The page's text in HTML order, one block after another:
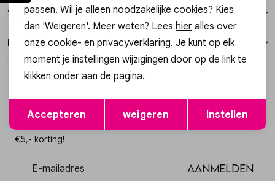
Verzending / Ophalen in de winkel
Retourneren
Altijd als eerste op de hoogte zijn?
€5,- korting!
Aanmelden
Opslaan
passen. Wil je alleen noodzakelijke cookies? Kies
dan 'Weigeren'. Meer weten? Lees hier alles over
onze cookie- en privacyverklaring. Je kunt op elk
moment je instellingen wijzigingen door op de link te
klikken onder aan de pagina.
Accepteren weigeren Instellen